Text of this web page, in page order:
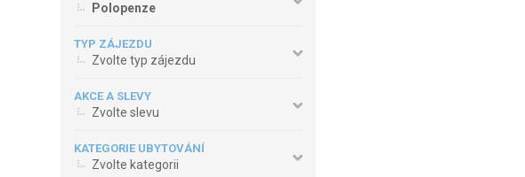
Polopenze
TYP ZÁJEZDU
Zvolte typ zájezdu
AKCE A SLEVY
Zvolte slevu
KATEGORIE UBYTOVÁNÍ
Zvolte kategorii